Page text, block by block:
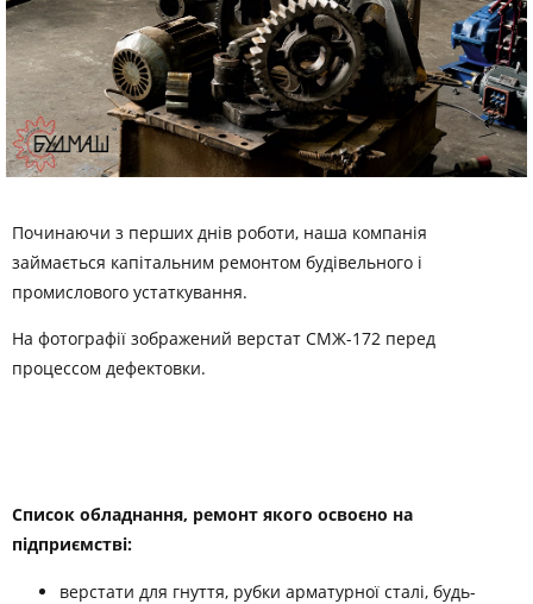
Починаючи з перших днів роботи, наша компанія
займається капітальним ремонтом будівельного і
промислового устаткування.
На фотографії зображений верстат СМЖ-172 перед
процессом дефектовки.
Список обладнання, ремонт якого освоєно на
підприємстві:
верстати для гнуття, рубки арматурної сталі, будь-